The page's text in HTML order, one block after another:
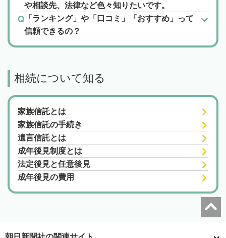
や相談先、法律など色々知りたいです。
「ランキング」や「口コミ」「おすすめ」って
信頼できるの？
相続について知る
家族信託とは
家族信託の手続き
遺言信託とは
成年後見制度とは
法定後見と任意後見
成年後見の費用